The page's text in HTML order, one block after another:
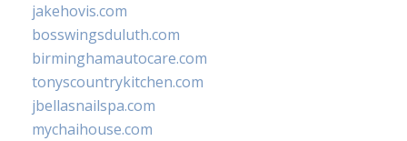
jakehovis.com
bosswingsduluth.com
birminghamautocare.com
tonyscountrykitchen.com
jbellasnailspa.com
mychaihouse.com